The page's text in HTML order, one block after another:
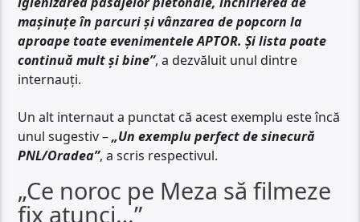
mașinuțe în parcuri și vânzarea de popcorn la
aproape toate evenimentele APTOR. Și lista poate
continuă mult și bine”, a dezvăluit unul dintre
internauți.
Un alt internaut a punctat că acest exemplu este încă
unul sugestiv –„Un exemplu perfect de sinecură
PNL/Oradea”, a scris respectivul.
„Ce noroc pe Meza să filmeze
fix atunci…”